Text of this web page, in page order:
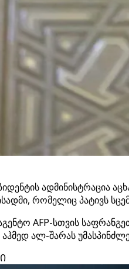
ადმინისტრაცია
რომელიც პატივს
AFP-სთვის
ალ-შარას